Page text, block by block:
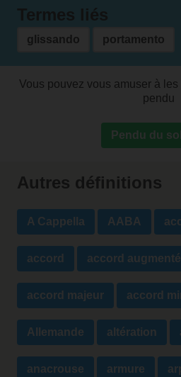
glissando portamento
Vous pouvez vous amuser à
pendu
Pendu du
Autres définitions
A Cappella AABA
accord accord augmenté
accord majeur accord
Allemande altération
anacrouse armure